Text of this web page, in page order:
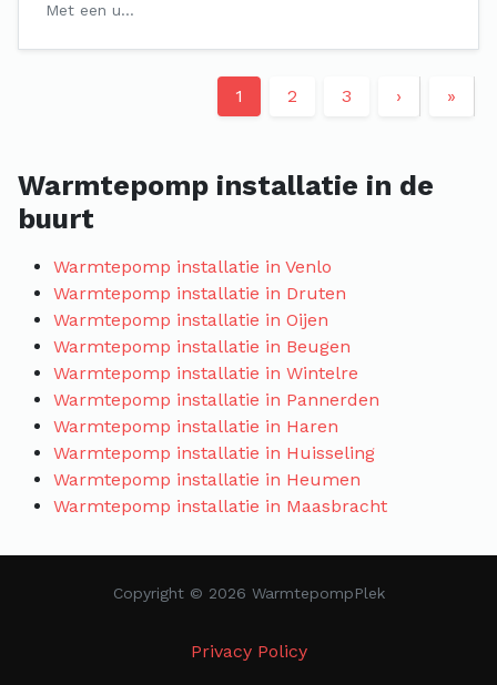
Met een u…
1 2 3 › »
Warmtepomp installatie in de
buurt
Warmtepomp installatie in Venlo
Warmtepomp installatie in Druten
Warmtepomp installatie in Oijen
Warmtepomp installatie in Beugen
Warmtepomp installatie in Wintelre
Warmtepomp installatie in Pannerden
Warmtepomp installatie in Haren
Warmtepomp installatie in Huisseling
Warmtepomp installatie in Heumen
Warmtepomp installatie in Maasbracht
Copyright © 2026 WarmtepompPlek
Privacy Policy